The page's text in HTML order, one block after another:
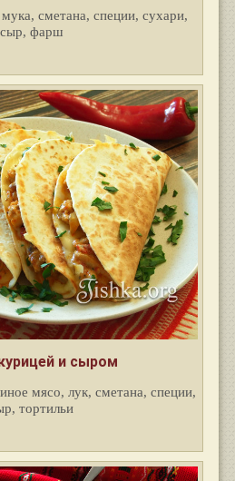
сметана, специи, сухари,
сыр, фарш
курицей и сыром
мясо, лук, сметана, специи,
тортильи